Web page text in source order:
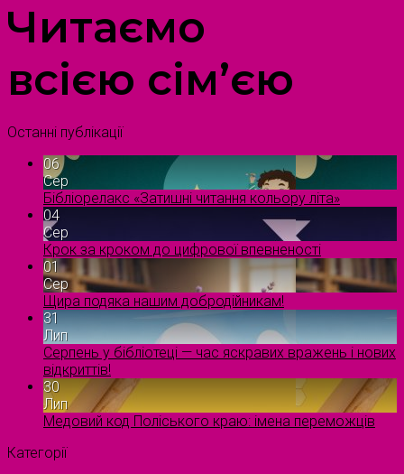
Читаємо
всією сім’єю
Останні публікації
06
Сер
Бібліорелакс «Затишні читання кольору літа»
04
Сер
Крок за кроком до цифрової впевненості
01
Сер
Щира подяка нашим добродійникам!
31
Лип
Серпень у бібліотеці — час яскравих вражень і нових
відкриттів!
30
Лип
Медовий код Поліського краю: імена переможців
Категорії